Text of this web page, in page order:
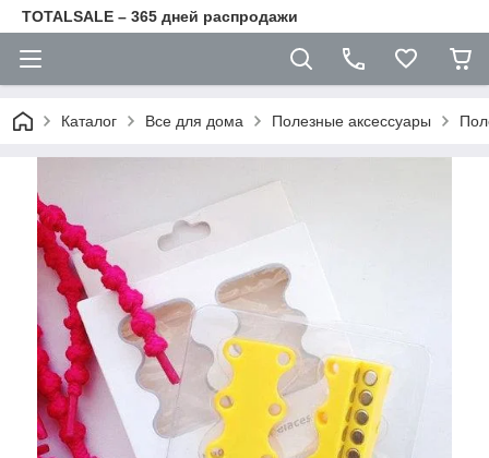
TOTALSALE – 365 дней распродажи
Каталог Все для дома Полезные аксессуары